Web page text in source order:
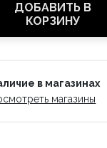
ДОБАВИТЬ В
КОРЗИНУ
в магазинах
магазины